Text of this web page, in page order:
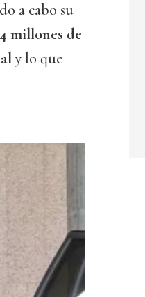
a cabo su
4 millones de
y lo que